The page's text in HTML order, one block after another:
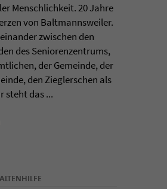
Menschlichkeit. 20 Jahre
von Baltmannsweiler.
zwischen den
des Seniorenzentrums,
der Gemeinde, der
den Zieglerschen als
steht das ...
ALTENHILFE